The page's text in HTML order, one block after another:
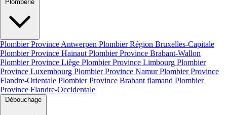
Plombier Province Antwerpen Plombier Région Bruxelles-Capitale
Plombier Province Hainaut Plombier Province Brabant-Wallon
Plombier Province Liège Plombier Province Limbourg Plombier
Province Luxembourg Plombier Province NamurPlombier Province
Flandre-Orientale Plombier Province Brabant flamand Plombier
Province Flandre-Occidentale